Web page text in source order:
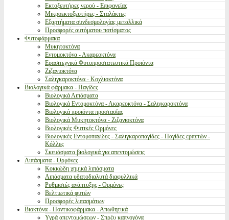
Εκτοξευτήρες νερού - Επιφανείας
Μικροεκτοξευτήρες - Σταλάκτες
Εξαρτήματα συνδεσμολογίας μεταλλικά
Προσφορές αυτόματου ποτίσματος
Φυτοφάρμακα
Μυκητοκτόνα
Εντομοκτόνα - Ακαρεοκτόνα
Ερασιτεχνικά Φυτοπροστατευτικά Προιόντα
Ζιζανιοκτόνα
Σαλιγκαροκτόνα - Κοχλιοκτόνα
Βιολογικά φάρμακα - Παγίδες
Βιολογικά Λιπάσματα
Βιολογικά Εντομοκτόνα - Ακαρεοκτόνα - Σαλιγκαροκτόνα
Βιολογικά προιόντα προστασίας
Βιολογικά Μυκητοκτόνα - Ζιζανιοκτόνα
Βιολογικές Φυτικές Ορμόνες
Βιολογικές Εντομοπαγίδες - Σαλιγκαροπαγίδες - Παγίδες ερπετών -
Κόλλες
Σκευάσματα βιολογικά για απεντομώσεις
Λιπάσματα - Ορμόνες
Κοκκώδη χημικά λιπάσματα
Λιπάσματα υδατοδιαλυτά διαφυλλικά
Ρυθμιστές ανάπτυξης - Ορμόνες
Βελτιωτικά φυτών
Προσφορές λιπασμάτων
Βιοκτόνα - Ποντικοφάρμακα - Απωθητικά
Υγρά απεντομώσεων - Σπρέυ καπνογόνα